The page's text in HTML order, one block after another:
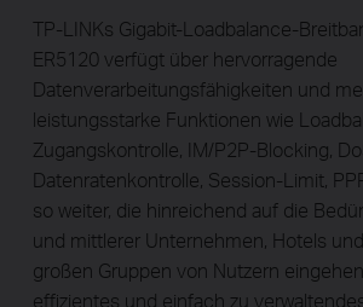
TP-LINKs Gigabit-Loadbalance-
ER5120 verfügt über hervorragende
Datenverarbeitungsfähigkeiten und
leistungsstarke Funktionen wie
Zugangskontrolle, IM/P2P-Blocking,
Datenratenkontrolle, Session-Limit,
so weiter, die hinreichend auf die
und mittlerer Unternehmen, Hotels
großen Gruppen von Nutzern
effizientes und einfach zu